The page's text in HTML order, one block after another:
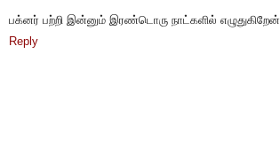
பக்னர் பற்றி இன்னும் இரண்டொரு நாட்களில் எழுதுகிறேன்.
Reply